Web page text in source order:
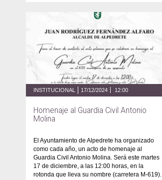
INSTITUCIONAL 17/12/2024 12:00
Homenaje al Guardia Civil Antonio
Molina
El Ayuntamiento de Alpedrete ha organizado
como cada año, un acto de homenaje al
Guardia Civil Antonio Molina. Será este martes
17 de diciembre, a las 12:00 horas, en la
rotonda que lleva su nombre (carretera M-619).